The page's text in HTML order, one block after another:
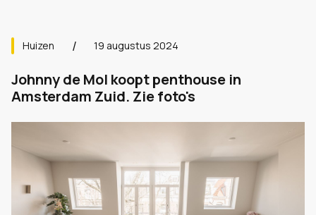
Huizen 19 augustus 2024
Johnny de Mol koopt penthouse in
Amsterdam Zuid. Zie foto's